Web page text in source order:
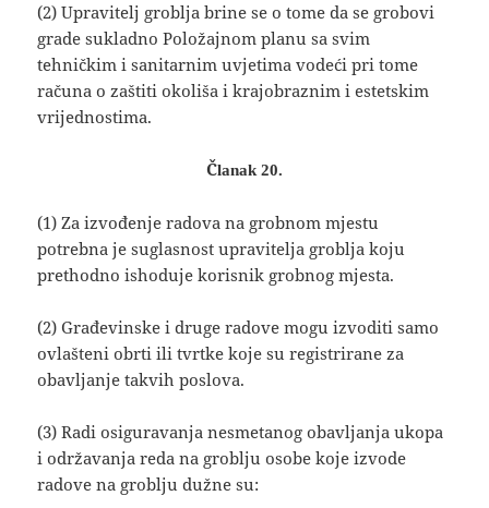
(2) Upravitelj groblja brine se o tome da se grobovi
grade sukladno Položajnom planu sa svim
tehničkim i sanitarnim uvjetima vodeći pri tome
računa o zaštiti okoliša i krajobraznim i estetskim
vrijednostima.
Članak 20.
(1) Za izvođenje radova na grobnom mjestu
potrebna je suglasnost upravitelja groblja koju
prethodno ishoduje korisnik grobnog mjesta.
(2) Građevinske i druge radove mogu izvoditi samo
ovlašteni obrti ili tvrtke koje su registrirane za
obavljanje takvih poslova.
(3) Radi osiguravanja nesmetanog obavljanja ukopa
i održavanja reda na groblju osobe koje izvode
radove na groblju dužne su: